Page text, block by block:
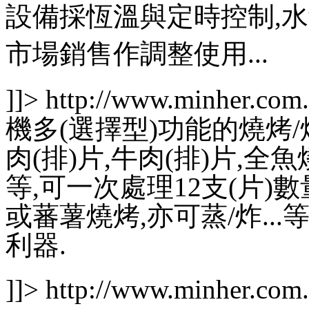
設備採恆溫與定時控制,
市場銷售作調整使用...
]]> http://
機多(選擇型)功能的燒烤
肉(排)片,牛肉(排)片,全
等,可一次處理12支(片)
或蕃薯燒烤,亦可蒸/炸...
利器.
]]> http://